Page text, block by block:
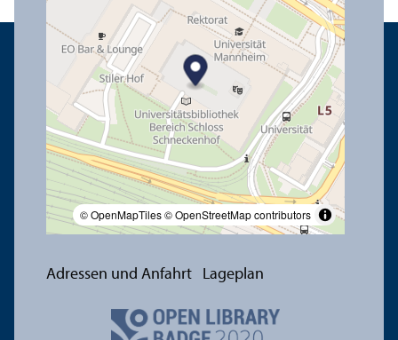
© OpenMapTiles© OpenStreetMap contributors
Adressen und Anfahrt Lageplan